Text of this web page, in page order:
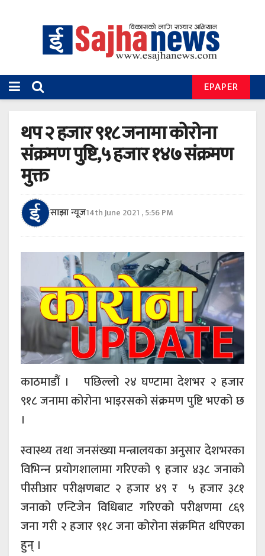
EPAPER
थप २ हजार ९१८ जनामा कोरोना
संक्रमण पुष्टि,५ हजार १४७ संक्रमण
मुक्त
साझा न्यूज14th June 2021 , 5:56 PM
काठमाडौं । पछिल्लो २४ घण्टामा देशभर २ हजार
९१८ जनामा कोरोना भाइरसको संक्रमण पुष्टि भएको छ
।
स्वास्थ्य तथा जनसंख्या मन्त्रालयका अनुसार देशभरका
विभिन्‍न प्रयोगशालामा गरिएको ९ हजार ४३८ जनाको
पीसीआर परीक्षणबाट २ हजार ४९ र ५ हजार ३८१
जनाको एन्टिजेन विधिबाट गरिएको परीक्षणमा ८६९
जना गरी २ हजार ९१८ जना कोरोना संक्रमित थपिएका
हुन् ।